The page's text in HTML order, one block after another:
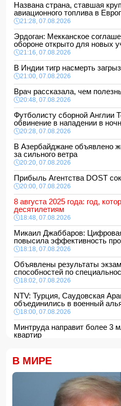
Названа страна, ставшая
авиационного топлива в
21:28, 07.08.2026
Эрдоган: Мекканское
обороне открыто для новых
21:16, 07.08.2026
В Индии тигр насмерть
21:00, 07.08.2026
Врач рассказала, чем
20:48, 07.08.2026
Футболисту сборной Англии
обвинение в нападении в
20:28, 07.08.2026
В Азербайджане объявлено
за сильного ветра
20:20, 07.08.2026
Прибыль Агентства DOST
20:00, 07.08.2026
8 августа 2025 года: год,
десятилетиям
18:48, 07.08.2026
Микаил Джаббаров:
повысила эффективность
18:18, 07.08.2026
Объявлены результаты
способностей по
18:02, 07.08.2026
NTV: Турция, Саудовская
объединились в военный
18:00, 07.08.2026
Минтруда направит более 3
квартир
Сформирована структура
Пожар в историческом
16:16, 07.08.2026
В МИРЕ